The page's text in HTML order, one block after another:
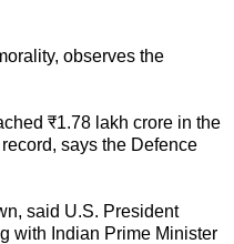
observes the
₹1.78 lakh crore in the
says the Defence
said U.S. President
with Indian Prime Minister